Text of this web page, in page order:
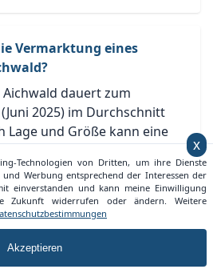
Vermarktung eines
dauert zum
2025) im Durchschnitt
Lage und Größe kann eine
vonstatten gehen.
Deutschland
x
Technologien von Dritten, um ihre Dienste
Werbung entsprechend der Interessen der
einverstanden und kann meine Einwilligung
widerrufen oder ändern. Weitere
Akzeptieren